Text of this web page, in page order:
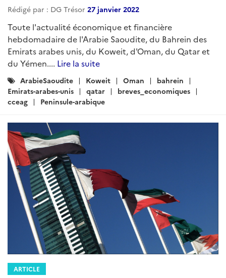
Rédigé par : DG Trésor 27 janvier 2022
Toute l'actualité économique et financière
hebdomadaire de l'Arabie Saoudite, du Bahrein des
Emirats arabes unis, du Koweit, d'Oman, du Qatar et
du Yémen.... Lire la suite
Catégories
:
ArabieSaoudite Koweit Oman
bahrein
Emirats-arabes-unis
qatar
breves_economiques
cceag
Peninsule-arabique
ARTICLE